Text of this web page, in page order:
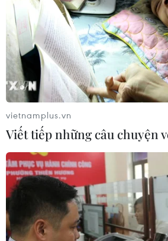
vietnamplus.vn
Viết tiếp những câu chuyện